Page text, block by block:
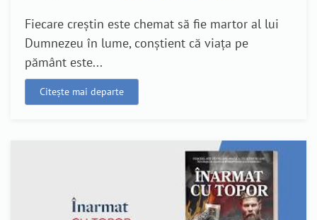
Fiecare creștin este chemat să fie martor al lui
Dumnezeu în lume, conștient că viața pe
pământ este...
Citește mai departe